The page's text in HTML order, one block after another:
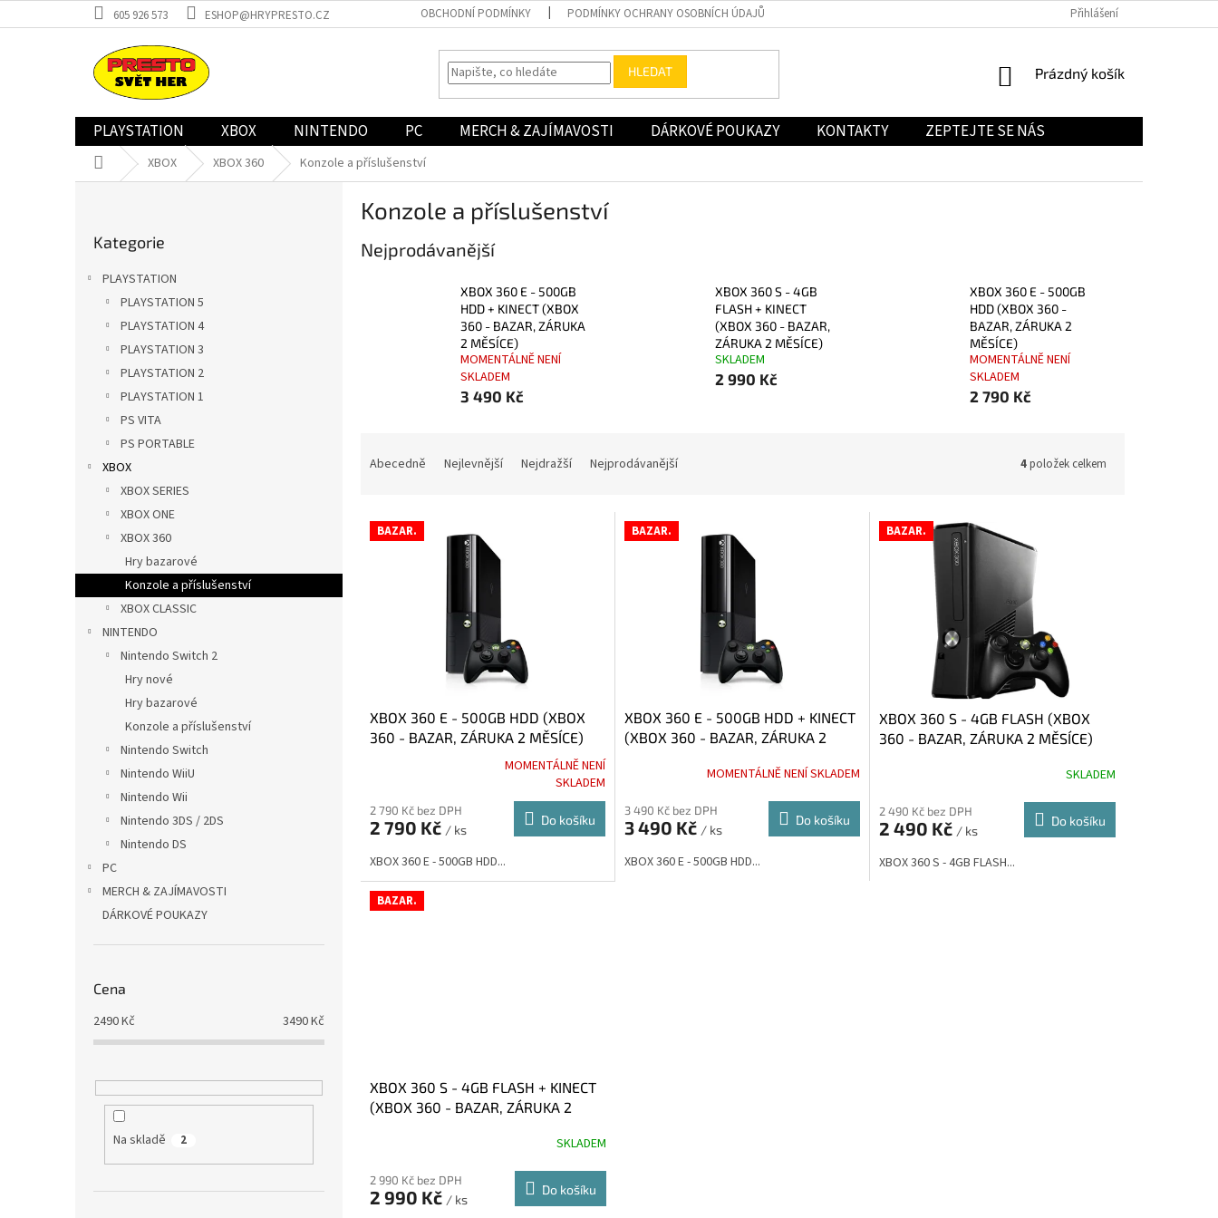
na
605 926 573 ESHOP@HRYPRESTO.CZ OBCHODNÍ PODMÍNKY PODMÍNKY OCHRANY OSOBNÍCH ÚDAJŮ Přihlášení
HLEDAT
NÁKUPNÍ
Prázdný košík
PLAYSTATION XBOX NINTENDO PC MERCH & ZAJÍMAVOSTI DÁRKOVÉ POUKAZY KONTAKTY ZEPTEJTE SE NÁS
Domů XBOX XBOX 360 Konzole a příslušenství
kategorie
Kategorie
PLAYSTATION
PLAYSTATION 5
PLAYSTATION 4
PLAYSTATION 3
PLAYSTATION 2
PLAYSTATION 1
PS VITA
PS PORTABLE
XBOX
XBOX SERIES
XBOX ONE
XBOX 360
Hry bazarové
Konzole a příslušenství
XBOX CLASSIC
NINTENDO
Nintendo Switch 2
Hry nové
Hry bazarové
Konzole a příslušenství
Nintendo Switch
Nintendo WiiU
Nintendo Wii
Nintendo 3DS / 2DS
Nintendo DS
PC
MERCH & ZAJÍMAVOSTI
DÁRKOVÉ POUKAZY
Cena
2490Kč 3490Kč
Na skladě 2
Konzole a příslušenství
Nejprodávanější
XBOX 360 E - 500GB
HDD + KINECT (XBOX
360 - BAZAR, ZÁRUKA
2 MĚSÍCE)
MOMENTÁLNĚ NENÍ
SKLADEM
3 490 Kč
XBOX 360 S - 4GB
FLASH + KINECT
(XBOX 360 - BAZAR,
ZÁRUKA 2 MĚSÍCE)
SKLADEM
2 990 Kč
XBOX 360 E - 500GB
HDD (XBOX 360 -
BAZAR, ZÁRUKA 2
MĚSÍCE)
MOMENTÁLNĚ NENÍ
SKLADEM
2 790 Kč
n
Abecedně Nejlevnější Nejdražší Nejprodávanější 4položek celkem
V BAZAR.
XBOX 360 E - 500GB HDD (XBOX
360 - BAZAR, ZÁRUKA 2 MĚSÍCE)
produktu
je
z
5
hvězdiček.
MOMENTÁLNĚ NENÍ
SKLADEM
2 790 Kč bez DPH
2 790 Kč / ks
Do košíku
XBOX 360 E - 500GB HDD...
BAZAR.
XBOX 360 E - 500GB HDD + KINECT
(XBOX 360 - BAZAR, ZÁRUKA 2
MOMENTÁLNĚ NENÍ SKLADEM
3 490 Kč bez DPH
3 490 Kč / ks
Do košíku
XBOX 360 E - 500GB HDD...
BAZAR.
XBOX 360 S - 4GB FLASH (XBOX
360 - BAZAR, ZÁRUKA 2 MĚSÍCE)
SKLADEM
2 490 Kč bez DPH
2 490 Kč / ks
Do košíku
XBOX 360 S - 4GB FLASH...
BAZAR.
XBOX 360 S - 4GB FLASH + KINECT
(XBOX 360 - BAZAR, ZÁRUKA 2
SKLADEM
2 990 Kč bez DPH
2 990 Kč / ks
Do košíku